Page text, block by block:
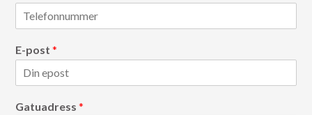
E-post*
Gatuadress*